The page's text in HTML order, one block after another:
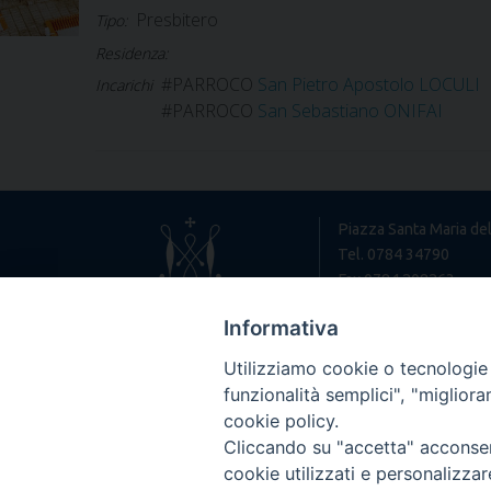
Tipo: Presbitero
Residenza:
Incarichi #PARROCO
San Pietro Apostolo LOCULI
#PARROCO
San Sebastiano ONIFAI
Piazza Santa Maria
Tel. 0784 34790
Fax 0784 208263
Informativa
Utilizziamo cookie o
funzionalità semplici",
cookie policy.
Cliccando su "accetta"
cookie utilizzati e